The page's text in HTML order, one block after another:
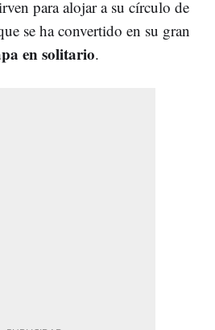
para alojar a su círculo de
se ha convertido en su gran
en solitario.